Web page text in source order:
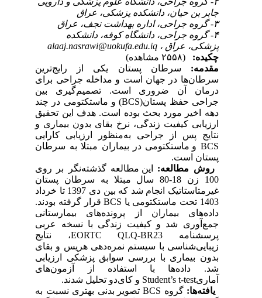
جابر بن حیان، دانشکده پزشکی، عراق
۴- گروه جراحی، دانشگاه کوفه، دانشکده
پزشکی، عراق ، alaaj.nasrawi@uokufa.edu.iq
چکیده:
مقدمه:
سرطان پستان یکی از رایج‌ترین
سرطان‌ها در جهان است و مداخله جراحی برای
درمان آن ضروری است. تصمیم‌گیری بین
جراحی حفظ پستان(BCS) و ماستکتومی در چند
دهه اخیر مورد بحث بوده است. هدف این تحقیق
ارزیابی کیفیت زندگی، نرخ بقای بدون بیماری و
نتایج پس از جراحی به‌منظور ارزیابی کارایی
BCSو ماستکتومی در بیماران مبتلا به سرطان
پستان است.
روش مطالعه: این مطالعه گذشته‌نگر بر روی
100 زن 18-80 سال مبتلا به سرطان پستان
غیرمتاستاتیک انجام شد که بین دی 1397 تا خرداد
1403 تحت ماستکتومی یا
BCSقرار گرفته بودند.
داده‌های بیماران از پرونده‌های بیمارستانی
جمع‌آوری شد و کیفیت زندگی با نسخه عربی
پرسشنامه
EORTC QLQ-BR23، نتایج
زیبایی‌شناسی با سیستم نمره‌دهی هریس و بقای
بدون بیماری با بررسی سوابق پزشکی ارزیابی
شد. داده‌ها با استفاده از آزمون‌های
آماریStudent’s t-testو کای‌دو تحلیل شدند.
یافته‌ها:گروهBCSتصویر بدنی بهتری نسبت به